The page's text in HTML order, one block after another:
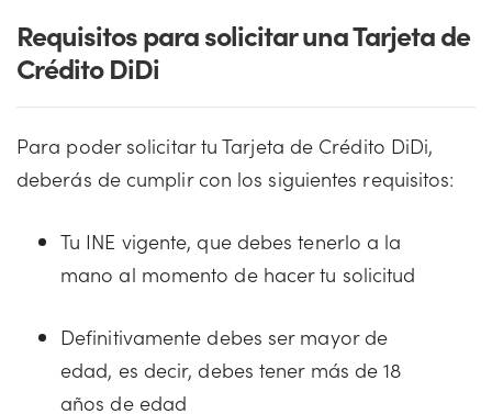
Requisitos para solicitar una Tarjeta de
Crédito DiDi
Para poder solicitar tu Tarjeta de Crédito DiDi,
deberás de cumplir con los siguientes requisitos:
Tu INE vigente, que debes tenerlo a la
mano al momento de hacer tu solicitud
Definitivamente debes ser mayor de
edad, es decir, debes tener más de 18
años de edad